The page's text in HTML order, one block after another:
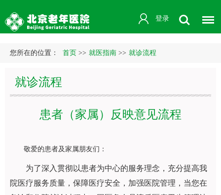
登录
您所在的位置： 首页 >> 就医指南 >> 就诊流程
就诊流程
患者（家属）反映意见流程
敬爱的患者及家属朋友们：
为了深入贯彻以患者为中心的服务理念，充分提高我
院医疗服务质量，保障医疗安全，加强医院管理，当您在